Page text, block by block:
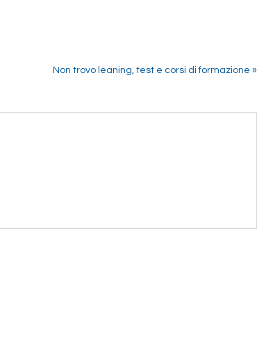
Non trovo leaning, test e corsi di formazione »